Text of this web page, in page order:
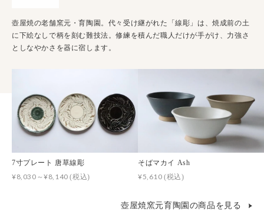
壺屋焼の老舗窯元・育陶園。代々受け継がれた「線彫」は、焼成前の土
に下絵なしで柄を刻む難技法。修練を積んだ職人だけが手がけ、力強さ
としなやかさを器に宿します。
7寸プレート 唐草線彫
¥8,030～¥8,140(税込)
そばマカイ Ash
¥5,610(税込)
壺屋焼窯元育陶園の商品を見る